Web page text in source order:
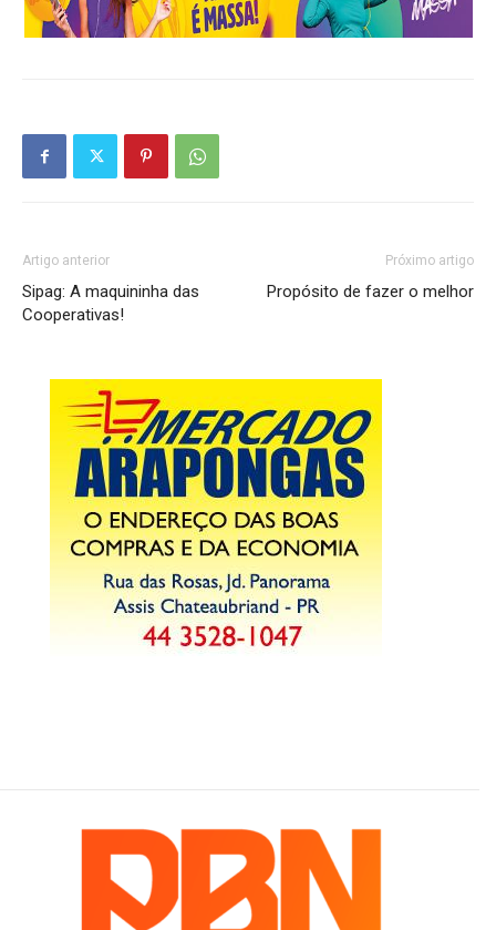
Artigo anterior
Sipag: A maquininha das
Cooperativas!
Próximo artigo
Propósito de fazer o melhor